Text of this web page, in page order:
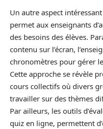
Un autre aspect
permet aux enseignants
des besoins des élèves.
contenu sur l’écran,
chronomètres pour gérer
Cette approche se révèle
cours collectifs où divers
travailler sur des thèmes
Par ailleurs, les outils
quiz en ligne, permettent